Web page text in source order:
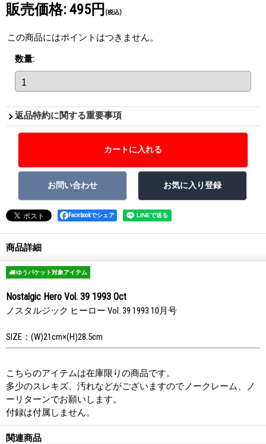
販売価格: 495円 (税込)
この商品にはポイントはつきません。
数量:
返品特約に関する重要事項
Facebookでシェア
商品詳細
ゆうパケット対象アイテム
Nostalgic Hero Vol. 39 1993 Oct
ノスタルジック ヒーロー Vol. 39 1993 10月号
SIZE：(W)21cm×(H)28.5cm
こちらのアイテムは在庫限りの商品です。
多少のスレキズ、汚れなどがございますのでノークレーム、ノ
ーリターンでお願いします。
付録は付属しません。
関連商品